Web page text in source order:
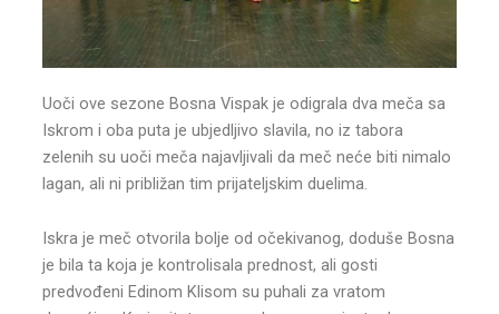
Uoči ove sezone Bosna Vispak je odigrala dva meča sa
Iskrom i oba puta je ubjedljivo slavila, no iz tabora
zelenih su uoči meča najavljivali da meč neće biti nimalo
lagan, ali ni približan tim prijateljskim duelima.
Iskra je meč otvorila bolje od očekivanog, doduše Bosna
je bila ta koja je kontrolisala prednost, ali gosti
predvođeni Edinom Klisom su puhali za vratom